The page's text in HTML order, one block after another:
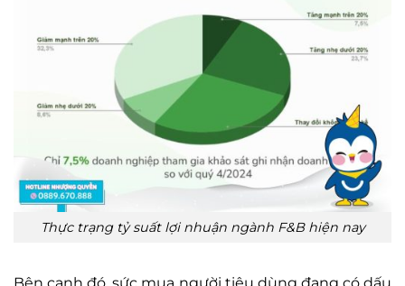
Thực trạng tỷ suất lợi nhuận ngành F&B hiện nay